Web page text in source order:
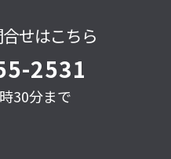
せはこちら
2531
30分まで